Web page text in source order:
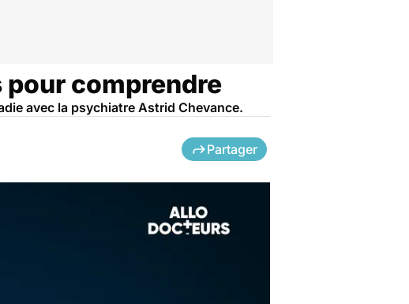
comprendre
avec la psychiatre Astrid Chevance.
Partager